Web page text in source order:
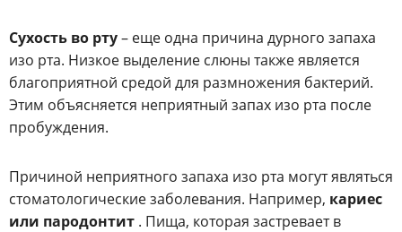
Сухость во рту– еще одна причина дурного запаха
изо рта. Низкое выделение слюны также является
благоприятной средой для размножения бактерий.
Этим объясняется неприятный запах изо рта после
пробуждения.
Причиной неприятного запаха изо рта могут являться
стоматологические заболевания. Например, кариес
или пародонтит . Пища, которая застревает в